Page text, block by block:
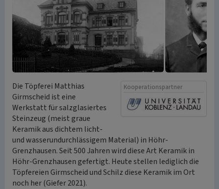
Kooperationspartner
Die Töpferei Matthias
Girmscheid ist eine
Werkstatt für salzglasiertes
Steinzeug (meist graue
Keramik aus dichtem licht-
und wasserundurchlässigem Material) in Höhr-
Grenzhausen. Seit 500 Jahren wird diese Art Keramik in
Höhr-Grenzhausen gefertigt. Heute stellen lediglich die
Töpfereien Girmscheid und Schilz diese Keramik im Ort
noch her (Giefer 2021).